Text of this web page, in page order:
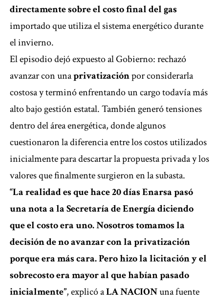
directamente sobre el costo final del gas
importado que utiliza el sistema energético durante
el invierno.
El episodio dejó expuesto al Gobierno: rechazó
avanzar con unaprivatizaciónpor considerarla
costosa y terminó enfrentando un cargo todavía más
alto bajo gestión estatal. También generó tensiones
dentro del área energética, donde algunos
cuestionaron la diferencia entre los costos utilizados
inicialmente para descartar la propuesta privada y los
valores que finalmente surgieron en la subasta.
“La realidad es que hace 20 días Enarsa pasó
una nota a la Secretaría de Energía diciendo
que el costo era uno. Nosotros tomamos la
decisión de no avanzar con la privatización
porque era más cara. Pero hizo la licitación y el
sobrecosto era mayor al que habían pasado
inicialmente”, explicó aLA NACIONuna fuente